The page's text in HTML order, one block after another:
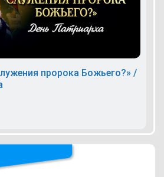
пророка Божьего?» /